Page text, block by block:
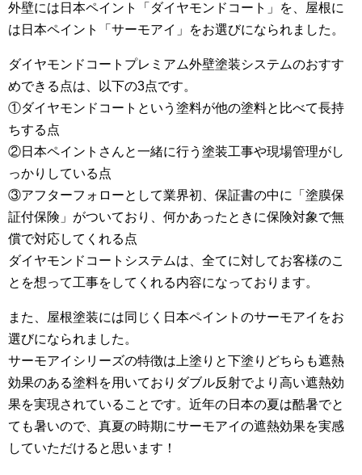
外壁には日本ペイント「ダイヤモンドコート」を、屋根に
は日本ペイント「サーモアイ」をお選びになられました。
ダイヤモンドコートプレミアム外壁塗装システムのおすす
めできる点は、以下の3点です。
①ダイヤモンドコートという塗料が他の塗料と比べて長持
ちする点
②日本ペイントさんと一緒に行う塗装工事や現場管理がし
っかりしている点
③アフターフォローとして業界初、保証書の中に「塗膜保
証付保険」がついており、何かあったときに保険対象で無
償で対応してくれる点
ダイヤモンドコートシステムは、全てに対してお客様のこ
とを想って工事をしてくれる内容になっております。
また、屋根塗装には同じく日本ペイントのサーモアイをお
選びになられました。
サーモアイシリーズの特徴は上塗りと下塗りどちらも遮熱
効果のある塗料を用いておりダブル反射でより高い遮熱効
果を実現されていることです。近年の日本の夏は酷暑でと
ても暑いので、真夏の時期にサーモアイの遮熱効果を実感
していただけると思います！